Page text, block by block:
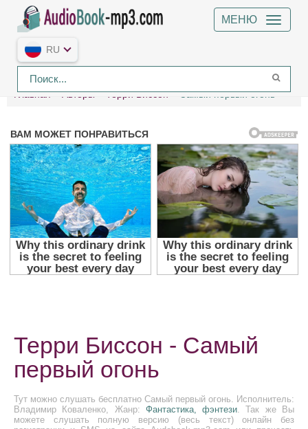
МЕНЮ
RU
Главная Авторы Терри Биссон Самый первый огонь
Терри Биссон - Самый
первый огонь
Тут можно слушать бесплатно Самый первый огонь. Исполнитель:
Владимир Коваленко, Жанр: Фантастика, фэнтези. Так же Вы
можете слушать полную версию (весь текст) онлайн без